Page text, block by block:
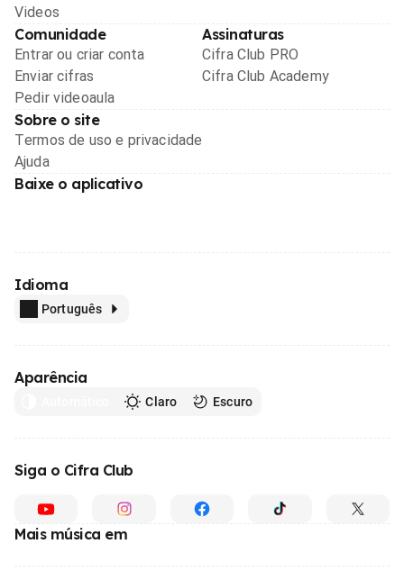
Videos
Comunidade
Entrar ou criar conta
Enviar cifras
Pedir videoaula
Assinaturas
Cifra Club PRO
Cifra Club Academy
Sobre o site
Termos de uso e privacidade
Ajuda
Baixe o aplicativo
Idioma
Português
Aparência
Claro Escuro
Siga o Cifra Club
Mais música em